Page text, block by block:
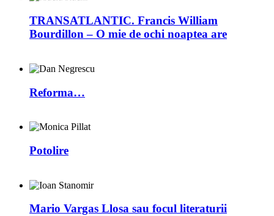
TRANSATLANTIC. Francis William
Bourdillon – O mie de ochi noaptea are
Reforma…
Potolire
Mario Vargas Llosa sau focul literaturii